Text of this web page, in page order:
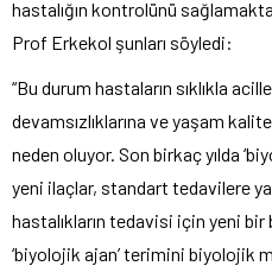
hastalığın kontrolünü
Prof Erkekol şunları söyledi:
“Bu durum hastaların sıklıkla
devamsızlıklarına ve yaşam
neden oluyor. Son birkaç yılda
yeni ilaçlar, standart tedavilere
hastalıkların tedavisi için yeni bir
‘biyolojik ajan’ terimini biyolojik